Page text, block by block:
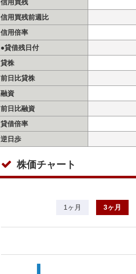
信用買残
信用買残前週比
信用倍率
●貸借残日付
貸株
前日比貸株
融資
前日比融資
貸借倍率
逆日歩
株価チャート
1ヶ月 3ヶ月